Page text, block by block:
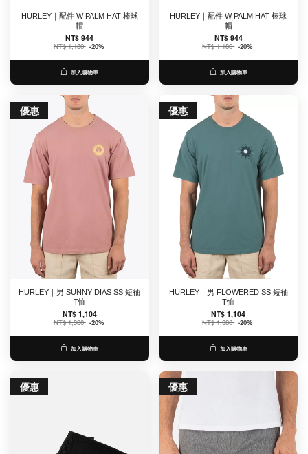
HURLEY｜配件 W PALM HAT 棒球
帽
NT$ 944
NT$ 1,180 -20%
加入購物車
HURLEY｜配件 W PALM HAT 棒球
帽
NT$ 944
NT$ 1,180 -20%
加入購物車
優惠
HURLEY｜男 SUNNY DIAS SS 短袖
T恤
NT$ 1,104
NT$ 1,380 -20%
加入購物車
優惠
HURLEY｜男 FLOWERED SS 短袖
T恤
NT$ 1,104
NT$ 1,380 -20%
加入購物車
優惠 優惠